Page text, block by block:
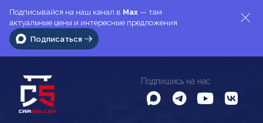
Подписывайся на наш канал в Max — там
актуальные цены и интересные предложения
Подписаться
Подпишись на нас